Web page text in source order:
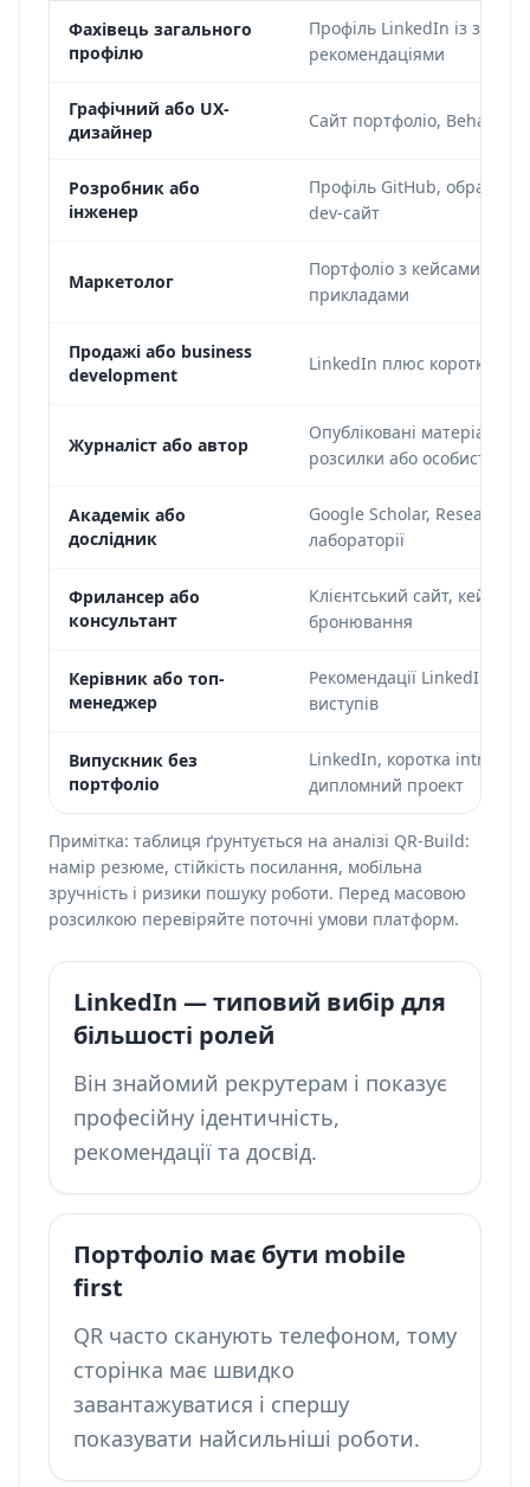
Фахівець загального
профілю
Профіль LinkedIn із
рекомендаціями
Графічний або UX-
дизайнер
Сайт портфоліо,
Розробник або
інженер
Профіль GitHub, обраний
dev-сайт
Маркетолог
Портфоліо з кейсами
прикладами
Продажі або business
development
LinkedIn плюс коротке
Журналіст або автор
Опубліковані матеріали,
розсилки або особистий
Академік або
дослідник
Google Scholar,
лабораторії
Фрилансер або
консультант
Клієнтський сайт, кейс,
бронювання
Керівник або топ-
менеджер
Рекомендації LinkedIn,
виступів
Випускник без
портфоліо
LinkedIn, коротка intro-
дипломний проект
Примітка: таблиця ґрунтується на аналізі QR-Build:
намір резюме, стійкість посилання, мобільна
зручність і ризики пошуку роботи. Перед масовою
розсилкою перевіряйте поточні умови платформ.
LinkedIn — типовий вибір для
більшості ролей
Він знайомий рекрутерам і показує
професійну ідентичність,
рекомендації та досвід.
Портфоліо має бути mobile
first
QR часто сканують телефоном, тому
сторінка має швидко
завантажуватися і спершу
показувати найсильніші роботи.